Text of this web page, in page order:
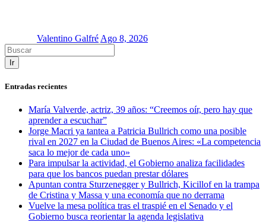
Valentino Galfré Ago 8, 2026
Ir
Entradas recientes
María Valverde, actriz, 39 años: “Creemos oír, pero hay que
aprender a escuchar”
Jorge Macri ya tantea a Patricia Bullrich como una posible
rival en 2027 en la Ciudad de Buenos Aires: «La competencia
saca lo mejor de cada uno»
Para impulsar la actividad, el Gobierno analiza facilidades
para que los bancos puedan prestar dólares
Apuntan contra Sturzenegger y Bullrich, Kicillof en la trampa
de Cristina y Massa y una economía que no derrama
Vuelve la mesa política tras el traspié en el Senado y el
Gobierno busca reorientar la agenda legislativa